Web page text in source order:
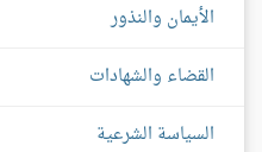
الأيمان والنذور
القضاء والشهادات
السياسة الشرعية